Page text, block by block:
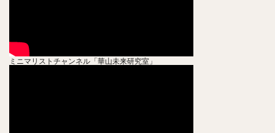
ミニマリストチャンネル「華山未来研究室」